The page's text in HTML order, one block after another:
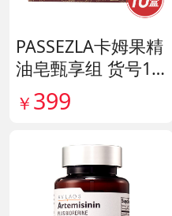
PASSEZLA卡姆果精
油皂甄享组 货号14
0198
￥ 399